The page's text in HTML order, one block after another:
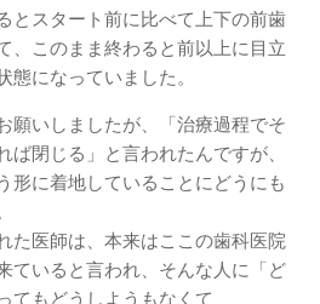
とスタート前に比べて上下の前歯
、このまま終わると前以上に目立
態になっていました。
願いしましたが、「治療過程でそ
ば閉じる」と言われたんですが、
形に着地していることにどうにも
た医師は、本来はここの歯科医院
ていると言われ、そんな人に「ど
てもどうしようもなくて…